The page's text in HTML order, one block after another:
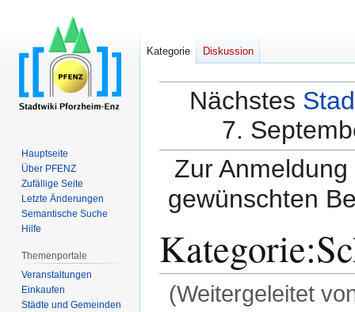
Nächstes
7.
Zur
gewünschten
Kategorie:
(Weitergeleitet
Kategorie Diskussion
Hauptseite
Über PFENZ
Zufällige Seite
Letzte Änderungen
Semantische Suche
Hilfe
Themenportale
Veranstaltungen
Einkaufen
Städte und Gemeinden